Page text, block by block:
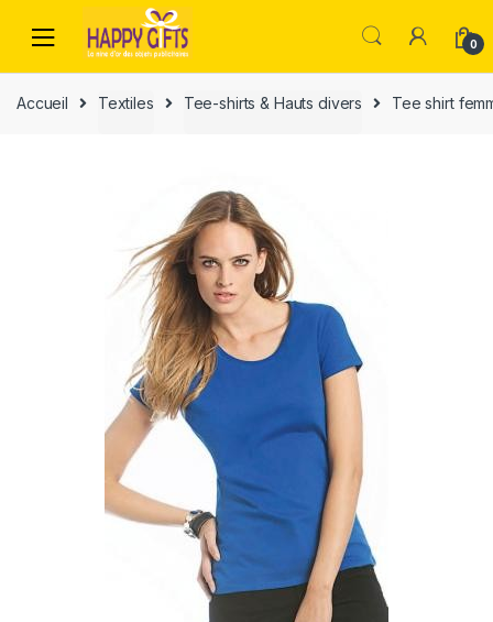
0
Accueil Textiles Tee-shirts & Hauts divers Tee shirt